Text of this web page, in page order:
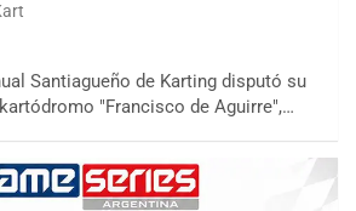
Santiagueño de Karting disputó su
"Francisco de Aguirre",…